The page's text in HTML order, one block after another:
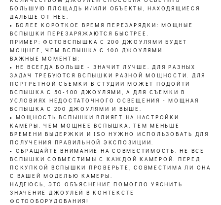
БОЛЬШУЮ ПЛОЩАДЬ И/ИЛИ ОБЪЕКТЫ, НАХОДЯЩИЕСЯ
ДАЛЬШЕ ОТ НЕЕ.
• БОЛЕЕ КОРОТКОЕ ВРЕМЯ ПЕРЕЗАРЯДКИ: МОЩНЫЕ
ВСПЫШКИ ПЕРЕЗАРЯЖАЮТСЯ БЫСТРЕЕ.
ПРИМЕР: ФОТОВСПЫШКА С 200 ДЖОУЛЯМИ БУДЕТ
МОЩНЕЕ, ЧЕМ ВСПЫШКА С 100 ДЖОУЛЯМИ.
ВАЖНЫЕ МОМЕНТЫ:
• НЕ ВСЕГДА БОЛЬШЕ - ЗНАЧИТ ЛУЧШЕ. ДЛЯ РАЗНЫХ
ЗАДАЧ ТРЕБУЮТСЯ ВСПЫШКИ РАЗНОЙ МОЩНОСТИ. ДЛЯ
ПОРТРЕТНОЙ СЪЕМКИ В СТУДИИ МОЖЕТ ПОДОЙТИ
ВСПЫШКА С 50-100 ДЖОУЛЯМИ, А ДЛЯ СЪЕМКИ В
УСЛОВИЯХ НЕДОСТАТОЧНОГО ОСВЕЩЕНИЯ - МОЩНАЯ
ВСПЫШКА С 200 ДЖОУЛЯМИ И ВЫШЕ.
• МОЩНОСТЬ ВСПЫШКИ ВЛИЯЕТ НА НАСТРОЙКИ
КАМЕРЫ. ЧЕМ МОЩНЕЕ ВСПЫШКА, ТЕМ МЕНЬШЕ
ВРЕМЕНИ ВЫДЕРЖКИ И ISO НУЖНО ИСПОЛЬЗОВАТЬ ДЛЯ
ПОЛУЧЕНИЯ ПРАВИЛЬНОЙ ЭКСПОЗИЦИИ.
• ОБРАЩАЙТЕ ВНИМАНИЕ НА СОВМЕСТИМОСТЬ. НЕ ВСЕ
ВСПЫШКИ СОВМЕСТИМЫ С КАЖДОЙ КАМЕРОЙ. ПЕРЕД
ПОКУПКОЙ ВСПЫШКИ ПРОВЕРЬТЕ, СОВМЕСТИМА ЛИ ОНА
С ВАШЕЙ МОДЕЛЬЮ КАМЕРЫ.
НАДЕЮСЬ, ЭТО ОБЪЯСНЕНИЕ ПОМОГЛО УЯСНИТЬ
ЗНАЧЕНИЕ ДЖОУЛЕЙ В КОНТЕКСТЕ
ФОТООБОРУДОВАНИЯ!